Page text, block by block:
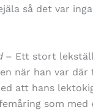
så det var
– Ett stort
när han var
att hans
som